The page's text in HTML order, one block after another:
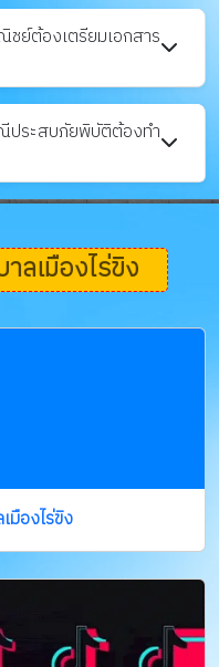
ย์ต้องเตรียมเอกสาร
ประสบภัยพิบัติต้องทำ
ลเมืองไร่ขิง
มืองไร่ขิง